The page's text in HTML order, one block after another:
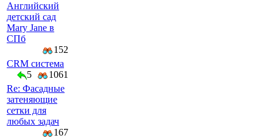
Английский
детский сад
Mary Jane в
СПб
152
CRM система
5
1061
Re: Фасадные
затеняющие
сетки для
любых задач
167